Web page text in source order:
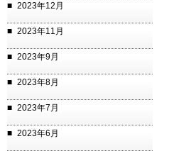
2023年12月
2023年11月
2023年9月
2023年8月
2023年7月
2023年6月